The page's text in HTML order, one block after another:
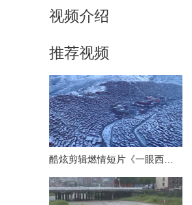
视频介绍
推荐视频